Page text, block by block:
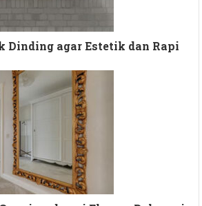
Dinding agar Estetik dan Rapi